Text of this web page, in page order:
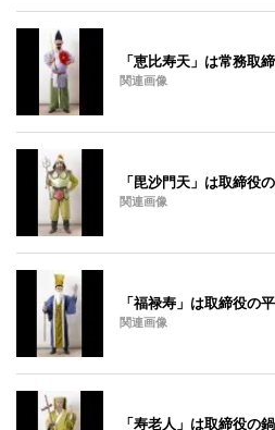
「恵比寿天」は常務取
関連画像
「毘沙門天」は取締役
関連画像
「福禄寿」は取締役の
関連画像
「寿老人」は取締役の